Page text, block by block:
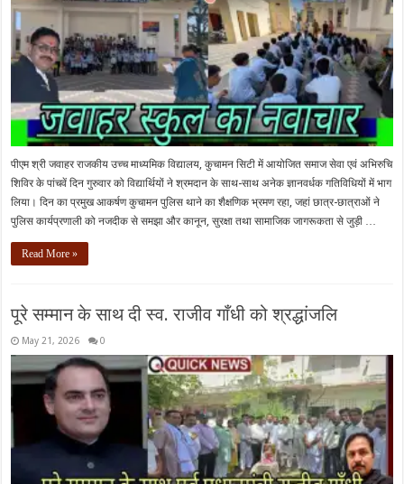
पीएम श्री जवाहर राजकीय उच्च माध्यमिक विद्यालय, कुचामन सिटी में आयोजित समाज सेवा एवं अभिरुचि
शिविर के पांचवें दिन गुरुवार को विद्यार्थियों ने श्रमदान के साथ-साथ अनेक ज्ञानवर्धक गतिविधियों में भाग
लिया। दिन का प्रमुख आकर्षण कुचामन पुलिस थाने का शैक्षणिक भ्रमण रहा, जहां छात्र-छात्राओं ने
पुलिस कार्यप्रणाली को नजदीक से समझा और कानून, सुरक्षा तथा सामाजिक जागरूकता से जुड़ी …
Read More »
पूरे सम्मान के साथ दी स्व. राजीव गाँधी को श्रद्धांजलि
May 21, 2026 0